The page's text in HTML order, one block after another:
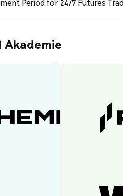
Period for 24/7 Futures
Akademie